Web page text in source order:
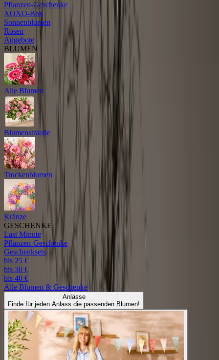
Pflanzen-Geschenke
XOXO-Box
Sonnenblumen
Rosen
Angebote
BLUMEN
Alle Blumen
Blumensträuße
Trockenblumen
Kränze
GESCHENKE
Last Minute
Pflanzen-Geschenke
Geschenksets
bis 25 €
bis 30 €
bis 40 €
Alle Blumen & Geschenke
Anlässe
Finde für jeden Anlass die passenden Blumen!